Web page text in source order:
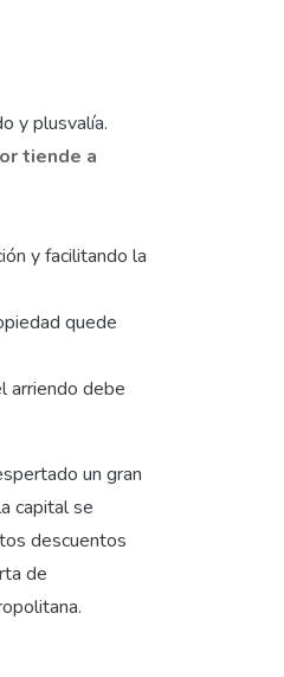
y plusvalía.
tiende a
y facilitando la
quede
arriendo debe
un gran
capital se
descuentos
de